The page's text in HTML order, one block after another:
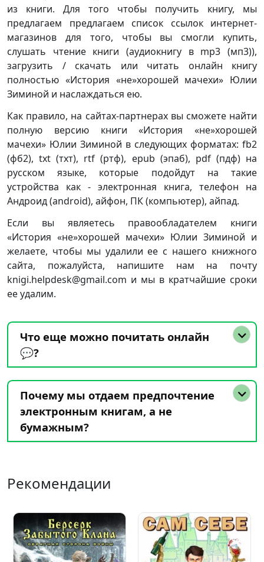
из книги. Для того чтобы получить книгу, мы
предлагаем предлагаем список ссылок интернет-
магазинов для того, чтобы вы смогли купить,
слушать чтение книги (аудиокнигу в mp3 (мп3)),
загрузить / скачать или читать онлайн книгу
полностью «История «не»хорошей мачехи» Юлии
Зиминой и наслаждаться ею.
Как правило, на сайтах-партнерах вы сможете найти
полную версию книги «История «не»хорошей
мачехи» Юлии Зиминой в следующих форматах: fb2
(фб2), txt (тхт), rtf (ртф), epub (эпаб), pdf (пдф) на
русском языке, которые подойдут на такие
устройства как - электронная книга, телефон на
Андроид (android), айфон, ПК (компьютер), айпад.
Если вы являетесь правообладателем книги
«История «не»хорошей мачехи» Юлии Зиминой и
желаете, чтобы мы удалили ее с нашего книжного
сайта, пожалуйста, напишите нам на почту
knigi.helpdesk@gmail.com и мы в кратчайшие сроки
ее удалим.
Что еще можно почитать онлайн
💬?
Почему мы отдаем предпочтение
электронным книгам, а не
бумажным?
Рекомендации